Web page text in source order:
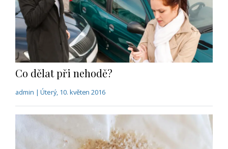
Co dělat při nehodě?
admin | Úterý, 10. květen 2016